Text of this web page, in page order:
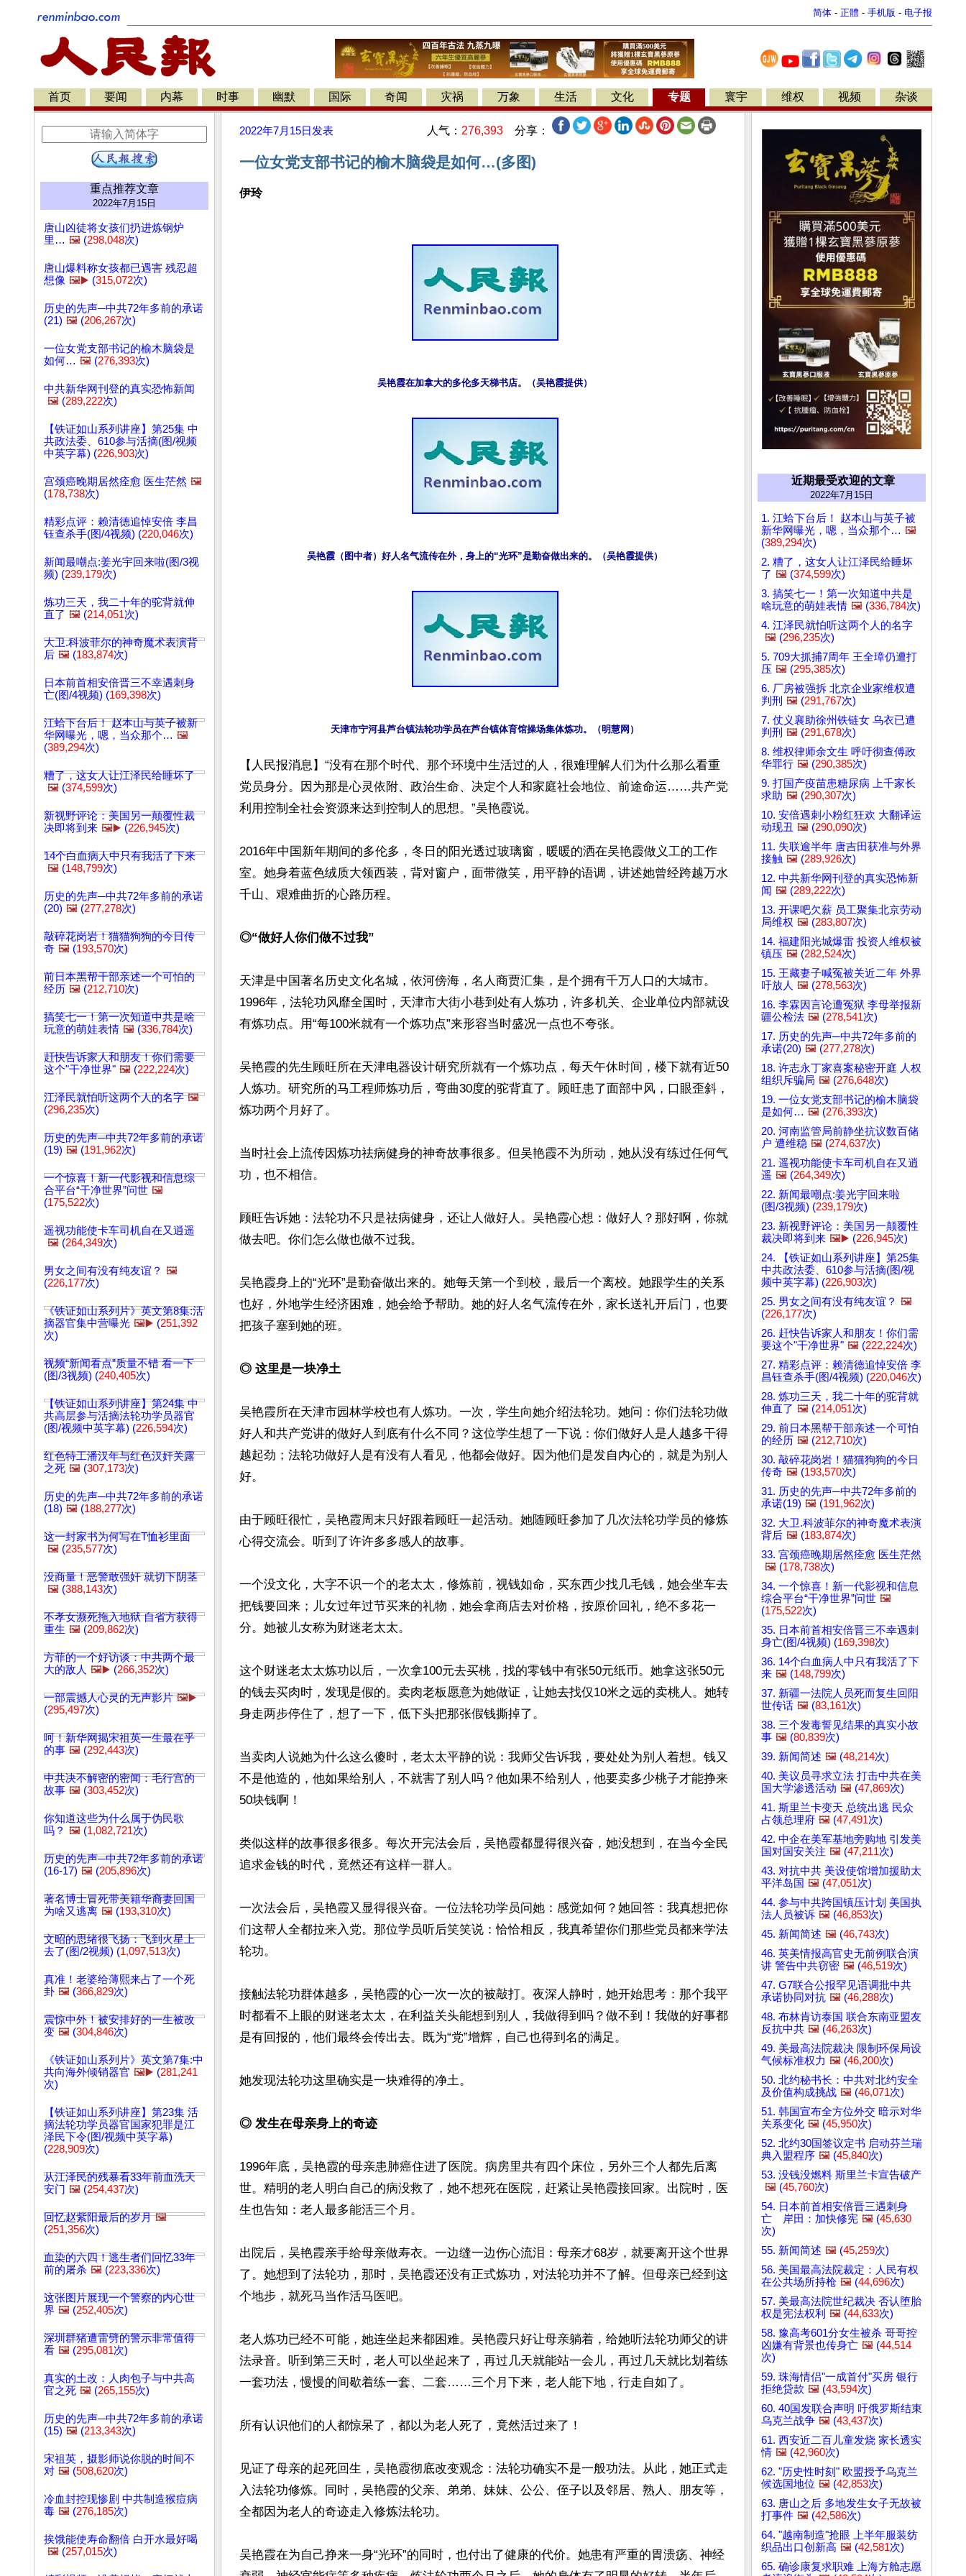
简体 - 正體 - 手机版 - 电子报
首页 要闻 内幕 时事 幽默 国际 奇闻 灾祸 万象 生活 文化 专题 寰宇 维权 视频 杂谈
重点推荐文章
2022年7月15日
唐山凶徒将女孩们扔进炼钢炉
里… 🖼️ (298,048次)
唐山爆料称女孩都已遇害 残忍超
想像 🖼️▶️ (315,072次)
历史的先声─中共72年多前的承诺
(21) 🖼️ (206,267次)
一位女党支部书记的榆木脑袋是
如何… 🖼️ (276,393次)
中共新华网刊登的真实恐怖新闻
🖼️ (289,222次)
【铁证如山系列讲座】第25集 中
共政法委、610参与活摘(图/视频
中英字幕) (226,903次)
宫颈癌晚期居然痊愈 医生茫然 🖼️
(178,738次)
精彩点评：赖清德追悼安倍 李昌
钰查杀手(图/4视频) (220,046次)
新闻最嘲点:姜光宇回来啦(图/3视
频) (239,179次)
炼功三天，我二十年的驼背就伸
直了 🖼️ (214,051次)
大卫.科波菲尔的神奇魔术表演背
后 🖼️ (183,874次)
日本前首相安倍晋三不幸遇刺身
亡(图/4视频) (169,398次)
江蛤下台后！ 赵本山与英子被新
华网曝光，嗯，当众那个… 🖼️
(389,294次)
糟了，这女人让江泽民给睡坏了
🖼️ (374,599次)
新视野评论：美国另一颠覆性裁
决即将到来 🖼️▶️ (226,945次)
14个白血病人中只有我活了下来
🖼️ (148,799次)
历史的先声─中共72年多前的承诺
(20) 🖼️ (277,278次)
敲碎花岗岩！猫猫狗狗的今日传
奇 🖼️ (193,570次)
前日本黑帮干部亲述一个可怕的
经历 🖼️ (212,710次)
搞笑七一！第一次知道中共是啥
玩意的萌娃表情 🖼️ (336,784次)
赶快告诉家人和朋友！你们需要
这个"干净世界" 🖼️ (222,224次)
江泽民就怕听这两个人的名字 🖼️
(296,235次)
历史的先声─中共72年多前的承诺
(19) 🖼️ (191,962次)
一个惊喜！新一代影视和信息综
合平台“干净世界”问世 🖼️
(175,522次)
遥视功能使卡车司机自在又逍遥
🖼️ (264,349次)
男女之间有没有纯友谊？ 🖼️
(226,177次)
《铁证如山系列片》英文第8集:活
摘器官集中营曝光 🖼️▶️ (251,392
次)
视频“新闻看点”质量不错 看一下
(图/3视频) (240,405次)
【铁证如山系列讲座】第24集 中
共高层参与活摘法轮功学员器官
(图/视频中英字幕) (226,594次)
红色特工潘汉年与红色汉奸关露
之死 🖼️ (307,173次)
历史的先声─中共72年多前的承诺
(18) 🖼️ (188,277次)
这一封家书为何写在T恤衫里面
🖼️ (235,577次)
没商量！恶警敢强奸 就切下阴茎
🖼️ (388,143次)
不孝女濒死拖入地狱 自省方获得
重生 🖼️ (209,862次)
方菲的一个好访谈：中共两个最
大的敌人 🖼️▶️ (266,352次)
一部震撼人心灵的无声影片 🖼️▶️
(295,497次)
呵！新华网揭宋祖英一生最在乎
的事 🖼️ (292,443次)
中共决不解密的密闻：毛行宫的
故事 🖼️ (303,452次)
你知道这些为什么属于伪民歌
吗？ 🖼️ (1,082,721次)
历史的先声─中共72年多前的承诺
(16-17) 🖼️ (205,896次)
著名博士冒死带美籍华裔妻回国
为啥又逃离 🖼️ (193,310次)
文昭的思绪很飞扬：飞到火星上
去了(图/2视频) (1,097,513次)
真准！老婆给薄熙来占了一个死
卦 🖼️ (366,829次)
震惊中外！被安排好的一生被改
变 🖼️ (304,846次)
《铁证如山系列片》英文第7集:中
共向海外倾销器官 🖼️▶️ (281,241
次)
【铁证如山系列讲座】第23集 活
摘法轮功学员器官国家犯罪是江
泽民下令(图/视频中英字幕)
(228,909次)
从江泽民的残暴看33年前血洗天
安门 🖼️ (254,437次)
回忆赵紫阳最后的岁月 🖼️
(251,356次)
血染的六四！逃生者们回忆33年
前的屠杀 🖼️ (223,336次)
这张图片展现一个警察的内心世
界 🖼️ (252,405次)
深圳群猪遭雷劈的警示非常值得
看 🖼️ (295,081次)
真实的土改：人肉包子与中共高
官之死 🖼️ (265,155次)
历史的先声─中共72年多前的承诺
(15) 🖼️ (213,343次)
宋祖英，摄影师说你脱的时间不
对 🖼️ (508,620次)
冷血封控现惨剧 中共制造猴痘病
毒 🖼️ (276,185次)
挨饿能使寿命翻倍 白开水最好喝
🖼️ (257,015次)
2022年7月15日 发表 人气： 276,393 分享：
一位女党支部书记的榆木脑袋是如何…(多图)
伊玲
吴艳霞在加拿大的多伦多天梯书店。（吴艳霞提供）
吴艳霞（图中者）好人名气流传在外，身上的“光环”是勤奋做出来的。（吴艳霞提供）
天津市宁河县芦台镇法轮功学员在芦台镇体育馆操场集体炼功。（明慧网）
【人民报消息】“没有在那个时代、那个环境中生活过的人，很难理解人们为什么那么看重
党员身分。因为那是心灵依附、政治生命、决定个人和家庭社会地位、前途命运……共产党
利用控制全社会资源来达到控制人的思想。”吴艳霞说。
2016年中国新年期间的多伦多，冬日的阳光透过玻璃窗，暖暖的洒在吴艳霞做义工的工作
室。她身着蓝色绒质大领西装，背对窗户，面带微笑，用平静的语调，讲述她曾经跨越万水
千山、艰难曲折的心路历程。
◎“做好人你们做不过我”
天津是中国著名历史文化名城，依河傍海，名人商贾汇集，是个拥有千万人口的大城市。
1996年，法轮功风靡全国时，天津市大街小巷到处有人炼功，许多机关、企业单位内部就设
有炼功点。用“每100米就有一个炼功点”来形容当时盛况一点也不夸张。
吴艳霞的先生顾旺所在天津电器设计研究所就有一个炼功点，每天午休时间，楼下就有近50
人炼功。研究所的马工程师炼功后，弯曲30度的驼背直了。顾旺患了面部中风，口眼歪斜，
炼功两个月好了。
当时社会上流传因炼功祛病健身的神奇故事很多。但吴艳霞不为所动，她从没有练过任何气
功，也不相信。
顾旺告诉她：法轮功不只是祛病健身，还让人做好人。吴艳霞心想：做好人？那好啊，你就
做去吧。你们怎么做也做不过我。
吴艳霞身上的“光环”是勤奋做出来的。她每天第一个到校，最后一个离校。她跟学生的关系
也好，外地学生经济困难，她会给予帮助。她的好人名气流传在外，家长送礼开后门，也要
把孩子塞到她的班。
◎ 这里是一块净土
吴艳霞所在天津市园林学校也有人炼功。一次，学生向她介绍法轮功。她问：你们法轮功做
好人和共产党讲的做好人到底有什么不同？这位学生想了一下说：你们做好人是人越多干得
越起劲；法轮功做好人是有没有人看见，他都会做好。因为他们是发自内心的，就是为别人
好。
由于顾旺很忙，吴艳霞周末只好跟着顾旺一起活动。她随顾旺参加了几次法轮功学员的修炼
心得交流会。听到了许许多多感人的故事。
一个没文化，大字不识一个的老太太，修炼前，视钱如命，买东西少找几毛钱，她会坐车去
把钱要回来；儿女过年过节买来的礼物，她会拿商店去对价格，按原价回礼，绝不多花一
分。她被儿女称为财迷老太太。
这个财迷老太太炼功以后，一次拿100元去买桃，找的零钱中有张50元纸币。她拿这张50元
的钱去买肉时，发现是假的。卖肉老板愿意为她做证，让她去找仅10米之远的卖桃人。她转
身走两步停住了，想了一下，低下头把那张假钱撕掉了。
当卖肉人说她为什么这么傻时，老太太平静的说：我师父告诉我，要处处为别人着想。钱又
不是他造的，他如果给别人，不就害了别人吗？他如果不给别人，他要卖多少桃子才能挣来
50块钱啊！
类似这样的故事很多很多。每次开完法会后，吴艳霞都显得很兴奋，她没想到，在当今全民
追求金钱的时代，竟然还有这样一群人。
一次法会后，吴艳霞又显得很兴奋。一位法轮功学员问她：感觉如何？她回答：我真想把你
们这帮人全都拉来入党。那位学员听后笑笑说：恰恰相反，我真希望你们那些党员都来学法
轮功。
接触法轮功群体越多，吴艳霞的心一次一次的被敲打。夜深人静时，她开始思考：那个我平
时都看不上眼的财迷老太太，在利益关头能想到别人，我做得到吗？做不到！我做的好事都
是有回报的，他们最终会传出去。既为“党”增辉，自己也得到名的满足。
她发现法轮功这里确实是一块难得的净土。
◎ 发生在母亲身上的奇迹
1996年底，吴艳霞的母亲患肺癌住进了医院。病房里共有四个床位，另外三个人都先后离
世。精明的老人明白自己的病没救了，她不想死在医院，赶紧让吴艳霞接回家。出院时，医
生也告知：老人最多能活三个月。
出院后，吴艳霞亲手给母亲做寿衣。一边缝一边伤心流泪：母亲才68岁，就要离开这个世界
了。她想到了法轮功，那时，吴艳霞还没有正式炼功，对法轮功并不了解。但母亲已经到这
个地步，就死马当作活马医吧。
老人炼功已经不可能，她连坐起来都困难。吴艳霞只好让母亲躺着，给她听法轮功师父的讲
法录音。听到第三天时，老人可以坐起来了，再过几天就能站一会儿，再过几天就比划着练
一套功法，慢慢的间歇着练一套、二套……三个月下来，老人能下地，行走自如了。
所有认识他们的人都惊呆了，都以为老人死了，竟然活过来了！
见证了母亲的起死回生，吴艳霞彻底改变观念：法轮功确实不是一般功法。从此，她正式走
入法轮功修炼。同时，吴艳霞的父亲、弟弟、妹妹、公公、侄子以及邻居、熟人、朋友等，
全都因为老人的奇迹走入修炼法轮功。
吴艳霞在为自己挣来一身“光环”的同时，也付出了健康的代价。她患有严重的胃溃疡、神经
近期最受欢迎的文章
2022年7月15日
1. 江蛤下台后！ 赵本山与英子被
新华网曝光，嗯，当众那个… 🖼️
(389,294次)
2. 糟了，这女人让江泽民给睡坏
了 🖼️ (374,599次)
3. 搞笑七一！第一次知道中共是
啥玩意的萌娃表情 🖼️ (336,784次)
4. 江泽民就怕听这两个人的名字
🖼️ (296,235次)
5. 709大抓捕7周年 王全璋仍遭打
压 🖼️ (295,385次)
6. 厂房被强拆 北京企业家维权遭
判刑 🖼️ (291,767次)
7. 仗义襄助徐州铁链女 乌衣已遭
判刑 🖼️ (291,678次)
8. 维权律师余文生 呼吁彻查傅政
华罪行 🖼️ (290,385次)
9. 打国产疫苗患糖尿病 上千家长
求助 🖼️ (290,307次)
10. 安倍遇刺小粉红狂欢 大翻译运
动现丑 🖼️ (290,090次)
11. 失联逾半年 唐吉田获准与外界
接触 🖼️ (289,926次)
12. 中共新华网刊登的真实恐怖新
闻 🖼️ (289,222次)
13. 开课吧欠薪 员工聚集北京劳动
局维权 🖼️ (283,807次)
14. 福建阳光城爆雷 投资人维权被
镇压 🖼️ (282,524次)
15. 王藏妻子喊冤被关近二年 外界
吁放人 🖼️ (278,563次)
16. 李霖因言论遭冤狱 李母举报新
疆公检法 🖼️ (278,541次)
17. 历史的先声─中共72年多前的
承诺(20) 🖼️ (277,278次)
18. 许志永丁家喜案秘密开庭 人权
组织斥骗局 🖼️ (276,648次)
19. 一位女党支部书记的榆木脑袋
是如何… 🖼️ (276,393次)
20. 河南监管局前静坐抗议数百储
户 遭维稳 🖼️ (274,637次)
21. 遥视功能使卡车司机自在又逍
遥 🖼️ (264,349次)
22. 新闻最嘲点:姜光宇回来啦
(图/3视频) (239,179次)
23. 新视野评论：美国另一颠覆性
裁决即将到来 🖼️▶️ (226,945次)
24. 【铁证如山系列讲座】第25集
中共政法委、610参与活摘(图/视
频中英字幕) (226,903次)
25. 男女之间有没有纯友谊？ 🖼️
(226,177次)
26. 赶快告诉家人和朋友！你们需
要这个"干净世界" 🖼️ (222,224次)
27. 精彩点评：赖清德追悼安倍 李
昌钰查杀手(图/4视频) (220,046次)
28. 炼功三天，我二十年的驼背就
伸直了 🖼️ (214,051次)
29. 前日本黑帮干部亲述一个可怕
的经历 🖼️ (212,710次)
30. 敲碎花岗岩！猫猫狗狗的今日
传奇 🖼️ (193,570次)
31. 历史的先声─中共72年多前的
承诺(19) 🖼️ (191,962次)
32. 大卫.科波菲尔的神奇魔术表演
背后 🖼️ (183,874次)
33. 宫颈癌晚期居然痊愈 医生茫然
🖼️ (178,738次)
34. 一个惊喜！新一代影视和信息
综合平台“干净世界”问世 🖼️
(175,522次)
35. 日本前首相安倍晋三不幸遇刺
身亡(图/4视频) (169,398次)
36. 14个白血病人中只有我活了下
来 🖼️ (148,799次)
37. 新疆一法院人员死而复生回阳
世传话 🖼️ (83,161次)
38. 三个发毒誓见结果的真实小故
事 🖼️ (80,839次)
39. 新闻简述 🖼️ (48,214次)
40. 美议员寻求立法 打击中共在美
国大学渗透活动 🖼️ (47,869次)
41. 斯里兰卡变天 总统出逃 民众
占领总理府 🖼️ (47,491次)
42. 中企在美军基地旁购地 引发美
国对国安关注 🖼️ (47,211次)
43. 对抗中共 美设使馆增加援助太
平洋岛国 🖼️ (47,051次)
44. 参与中共跨国镇压计划 美国执
法人员被诉 🖼️ (46,853次)
45. 新闻简述 🖼️ (46,743次)
46. 英美情报高官史无前例联合演
讲 警告中共窃密 🖼️ (46,519次)
47. G7联合公报罕见语调批中共
承诺协同对抗 🖼️ (46,288次)
48. 布林肯访泰国 联合东南亚盟友
反抗中共 🖼️ (46,263次)
49. 美最高法院裁决 限制环保局设
气候标准权力 🖼️ (46,200次)
50. 北约秘书长：中共对北约安全
及价值构成挑战 🖼️ (46,071次)
51. 韩国宣布全方位外交 暗示对华
关系变化 🖼️ (45,950次)
52. 北约30国签议定书 启动芬兰瑞
典入盟程序 🖼️ (45,840次)
53. 没钱没燃料 斯里兰卡宣告破产
🖼️ (45,760次)
54. 日本前首相安倍晋三遇刺身
亡 岸田：加快修宪 🖼️ (45,630
次)
55. 新闻简述 🖼️ (45,259次)
56. 美国最高法院裁定：人民有权
在公共场所持枪 🖼️ (44,696次)
57. 美最高法院世纪裁决 否认堕胎
权是宪法权利 🖼️ (44,633次)
58. 豫高考601分女生被杀 哥哥控
凶嫌有背景也传身亡 🖼️ (44,514
次)
59. 珠海情侣"一成首付"买房 银行
拒绝贷款 🖼️ (43,594次)
60. 40国发联合声明 吁俄罗斯结束
乌克兰战争 🖼️ (43,437次)
61. 西安近二百儿童发烧 家长透实
情 🖼️ (42,960次)
62. "历史性时刻" 欧盟授予乌克兰
候选国地位 🖼️ (42,853次)
63. 唐山之后 多地发生女子无故被
打事件 🖼️ (42,586次)
64. "越南制造"抢眼 上半年服装纺
织品出口创新高 🖼️ (42,581次)
65. 确诊康复求职难 上海方舱志愿